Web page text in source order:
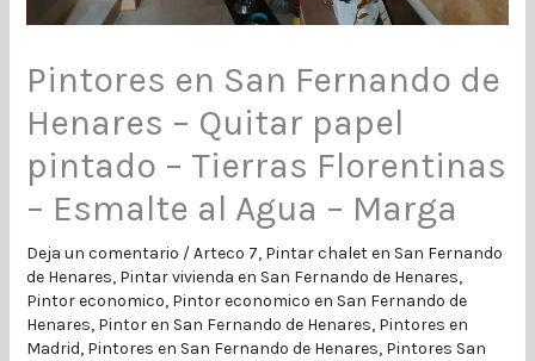
Pintores en San Fernando de
Henares – Quitar papel
pintado – Tierras Florentinas
– Esmalte al Agua – Marga
Deja un comentario /Arteco 7, Pintar chalet en San Fernando
de Henares, Pintar vivienda en San Fernando de Henares,
Pintor economico, Pintor economico en San Fernando de
Henares, Pintor en San Fernando de Henares, Pintores en
Madrid, Pintores en San Fernando de Henares, Pintores San